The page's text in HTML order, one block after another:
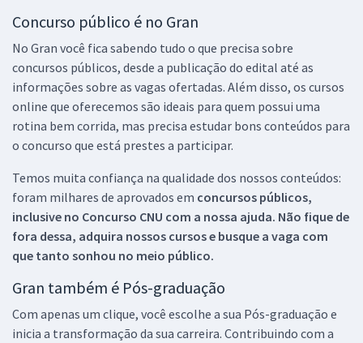
Concurso público é no Gran
No Gran você fica sabendo tudo o que precisa sobre
concursos públicos, desde a publicação do edital até as
informações sobre as vagas ofertadas. Além disso, os cursos
online que oferecemos são ideais para quem possui uma
rotina bem corrida, mas precisa estudar bons conteúdos para
o concurso que está prestes a participar.
Temos muita confiança na qualidade dos nossos conteúdos:
foram milhares de aprovados em concursos públicos,
inclusive no Concurso CNU com a nossa ajuda. Não fique de
fora dessa, adquira nossos cursos e busque a vaga com
que tanto sonhou no meio público.
Gran também é Pós-graduação
Com apenas um clique, você escolhe a sua Pós-graduação e
inicia a transformação da sua carreira. Contribuindo com a